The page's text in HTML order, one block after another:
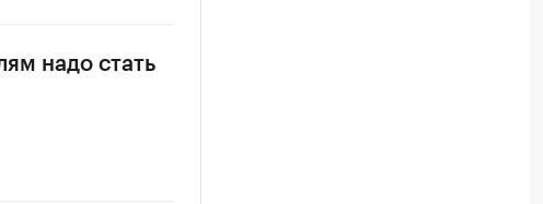
надо стать